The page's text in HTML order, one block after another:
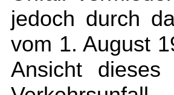
jedoch durch
vom 1. August
Ansicht